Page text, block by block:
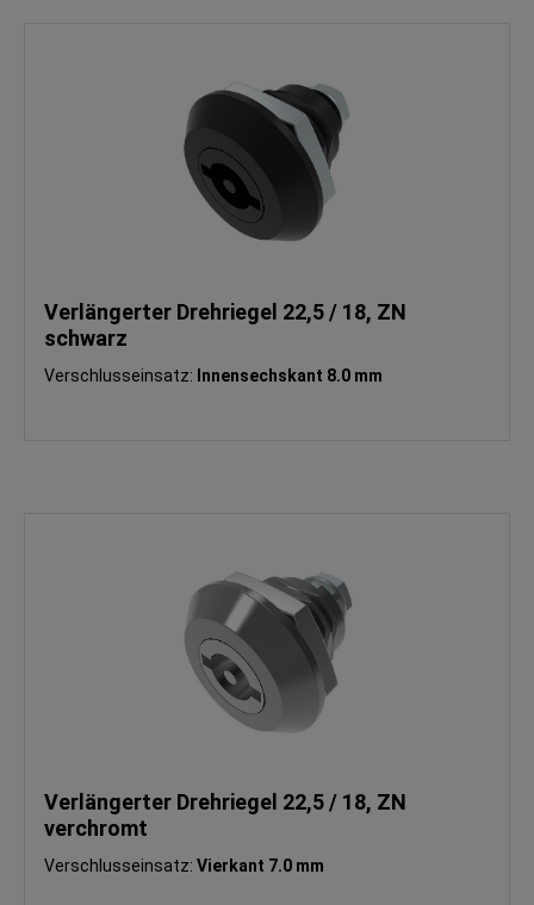
Verlängerter Drehriegel 22,5 / 18, ZN
schwarz
Verschlusseinsatz: Innensechskant 8.0 mm
Verlängerter Drehriegel 22,5 / 18, ZN
verchromt
Verschlusseinsatz: Vierkant 7.0 mm